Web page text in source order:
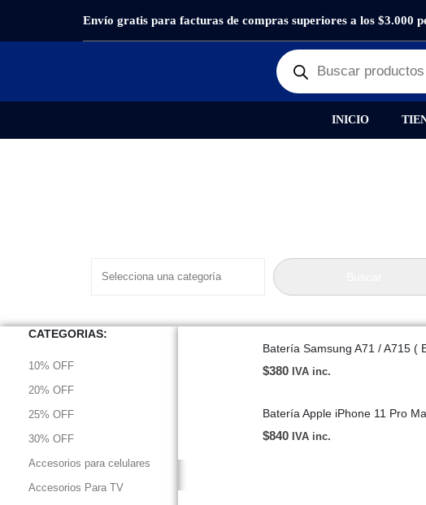
Envío gratis para facturas de compras superiores a los $3.000
INICIO
PRODUCTOSREPUESTOS BATERÍAS
CATEGORIAS:
10% OFF
20% OFF
25% OFF
30% OFF
Accesorios para celulares
Accesorios Para TV
Batería Samsung A71 / A715 (
$380 IVA inc.
Batería Apple iPhone 11 Pro
$840 IVA inc.